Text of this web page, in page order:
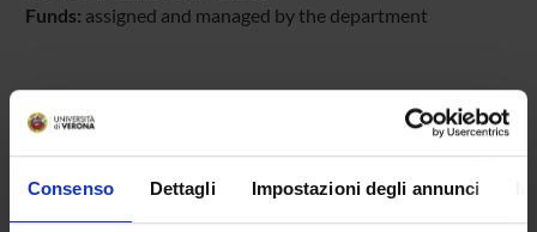
Consenso Dettagli Impostazioni degli annunci
Funds: assigned and managed by the department
PROJECT PARTICIPANTS